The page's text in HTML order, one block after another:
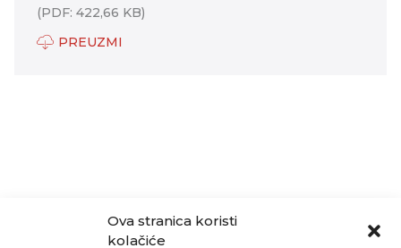
Ova stranica koristi
kolačiće
(PDF: 422,66 KB)
PREUZMI